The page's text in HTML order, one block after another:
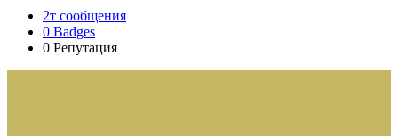
2т сообщения
0 Badges
0 Репутация